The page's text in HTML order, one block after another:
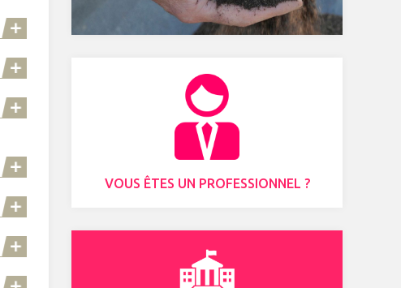
VOUS ÊTES UN PROFESSIONNEL ?